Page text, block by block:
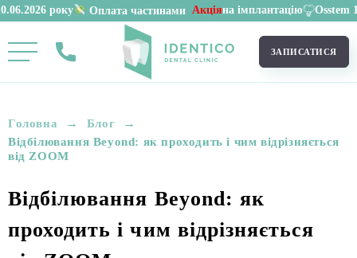
Оплата частинами Акціяна імплантацію Osstem 11 900 грн.
ЗАПИСАТИСЯ
Головна → Блог →
Відбілювання Beyond: як проходить і чим відрізняється
від ZOOM
Відбілювання Beyond: як
проходить і чим відрізняється